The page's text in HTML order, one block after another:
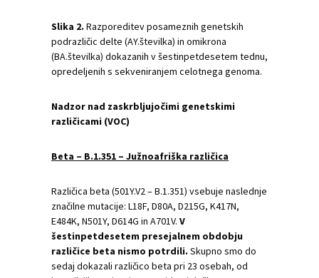
Slika 2. Razporeditev posameznih genetskih
podrazličic delte (AY.številka) in omikrona
(BA.številka) dokazanih v šestinpetdesetem tednu,
opredeljenih s sekveniranjem celotnega genoma.
Nadzor nad zaskrbljujočimi genetskimi
različicami (VOC)
Beta – B.1.351 – Južnoafriška različica
Različica beta (501Y.V2 – B.1.351) vsebuje naslednje
značilne mutacije: L18F, D80A, D215G, K417N,
E484K, N501Y, D614G in A701V. V
šestinpetdesetem presejalnem obdobju
različice beta nismo potrdili. Skupno smo do
sedaj dokazali različico beta pri 23 osebah, od